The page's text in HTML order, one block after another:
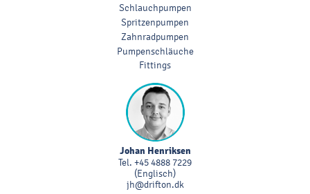
Schlauchpumpen
Spritzenpumpen
Zahnradpumpen
Pumpenschläuche
Fittings
Johan Henriksen
Tel. +45 4888 7229
(Englisch)
jh@drifton.dk